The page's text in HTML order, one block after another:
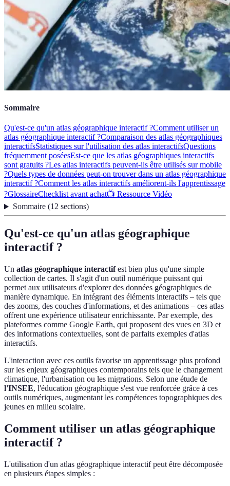
Sommaire
Qu'est-ce qu'un atlas géographique interactif ?Comment utiliser un
atlas géographique interactif ?Comparaison des atlas géographiques
interactifsStatistiques sur l'utilisation des atlas interactifsQuestions
fréquemment poséesEst-ce que les atlas géographiques interactifs
sont gratuits ?Les atlas interactifs peuvent-ils être utilisés sur mobile
?Quels types de données peut-on trouver dans un atlas géographique
interactif ?Comment les atlas interactifs améliorent-ils l'apprentissage
?GlossaireChecklist avant achat📺 Ressource Vidéo
Sommaire(12 sections)
Qu'est-ce qu'un atlas géographique
interactif ?
Un atlas géographique interactifest bien plus qu'une simple
collection de cartes. Il s'agit d'un outil numérique puissant qui
permet aux utilisateurs d'explorer des données géographiques de
manière dynamique. En intégrant des éléments interactifs – tels que
des zooms, des couches d'informations, et des animations – ces atlas
offrent une expérience utilisateur enrichissante. Par exemple, des
plateformes comme Google Earth, qui proposent des vues en 3D et
des informations contextuelles, sont de parfaits exemples d'atlas
interactifs.
L'interaction avec ces outils favorise un apprentissage plus profond
sur les enjeux géographiques contemporains tels que le changement
climatique, l'urbanisation ou les migrations. Selon une étude de
l'INSEE, l'éducation géographique s'est vue renforcée grâce à ces
outils numériques, augmentant les compétences topographiques des
jeunes en milieu scolaire.
Comment utiliser un atlas géographique
interactif ?
L'utilisation d'un atlas géographique interactif peut être décomposée
en plusieurs étapes simples :